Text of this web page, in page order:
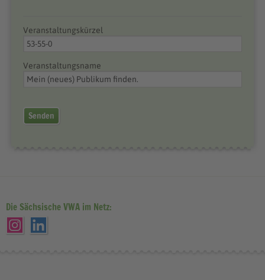
Veranstaltungskürzel
Veranstaltungsname
Senden
Die Sächsische VWA im Netz: